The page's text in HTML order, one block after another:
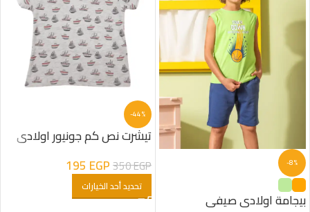
-8%
بيجامة اولادى صيفى
-44%
تيشرت نص كم جونيور اولادى
350EGP
195 EGP
تحديد أحد الخيارات